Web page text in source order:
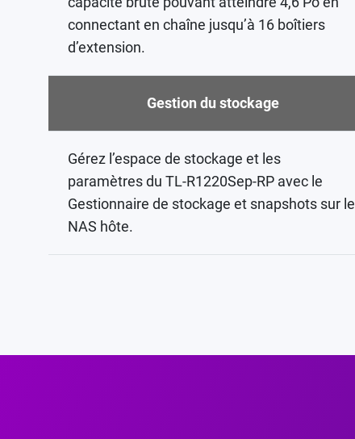
connectant en chaîne jusqu’à 16 boîtiers
d’extension.
Gestion du stockage
Gérez l’espace de stockage et les
paramètres du TL-R1220Sep-RP avec le
Gestionnaire de stockage et snapshots sur le
NAS hôte.